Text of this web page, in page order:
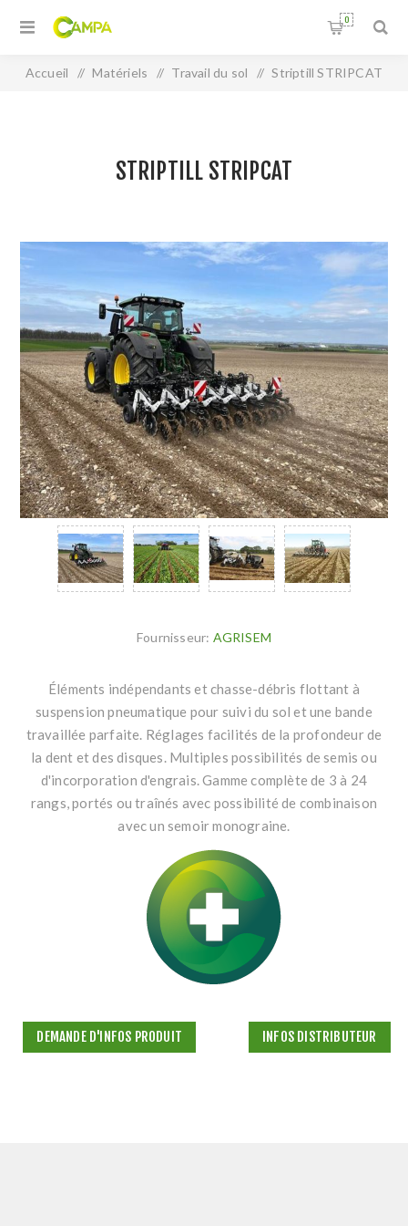
0
Accueil / Matériels / Travail du sol / Striptill STRIPCAT
STRIPTILL STRIPCAT
Fournisseur: AGRISEM
Éléments indépendants et chasse-débris flottant à
suspension pneumatique pour suivi du sol et une bande
travaillée parfaite. Réglages facilités de la profondeur de
la dent et des disques. Multiples possibilités de semis ou
d'incorporation d'engrais. Gamme complète de 3 à 24
rangs, portés ou traînés avec possibilité de combinaison
avec un semoir monograine.
DEMANDE D'INFOS PRODUIT INFOS DISTRIBUTEUR